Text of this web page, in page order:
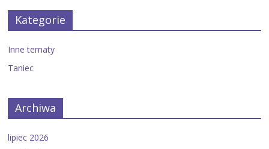
Kategorie
Inne tematy
Taniec
Archiwa
lipiec 2026